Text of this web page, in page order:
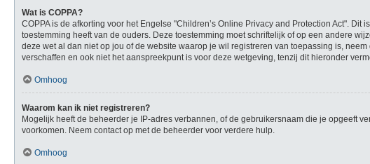
Wat is COPPA?
COPPA is de afkorting voor het Engelse "Children’s Online Privacy and Protection Act".
toestemming heeft van de ouders. Deze toestemming moet schriftelijk of op een andere
deze wet al dan niet op jou of de website waarop je wil registreren van toepassing is,
verschaffen en ook niet het aanspreekpunt is voor deze wetgeving, tenzij dit hieronder
Omhoog
Waarom kan ik niet registreren?
Mogelijk heeft de beheerder je IP-adres verbannen, of de gebruikersnaam die je opgeeft
voorkomen. Neem contact op met de beheerder voor verdere hulp.
Omhoog